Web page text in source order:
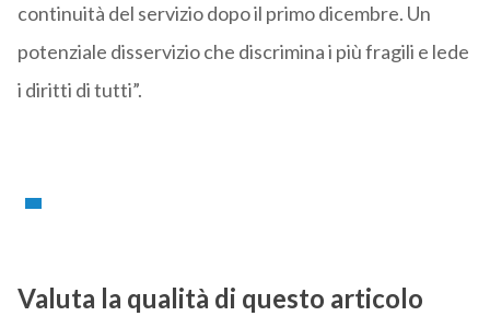
continuità del servizio dopo il primo dicembre. Un
potenziale disservizio che discrimina i più fragili e lede
i diritti di tutti”.
Valuta la qualità di questo articolo